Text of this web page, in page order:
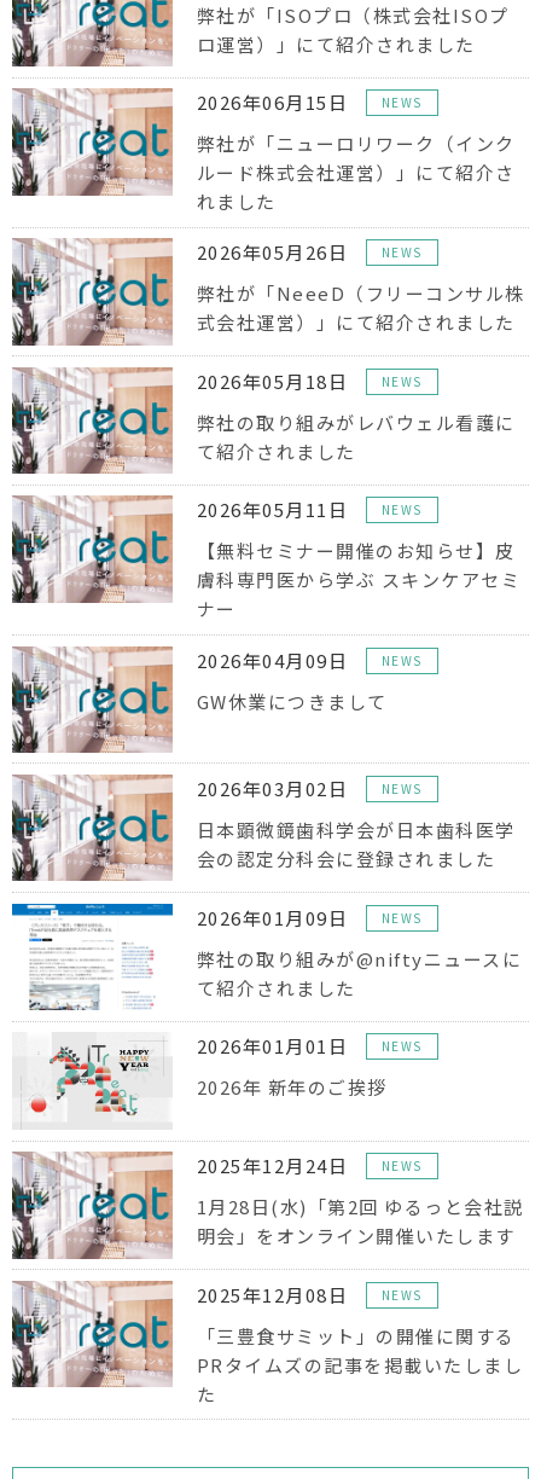
弊社が「ISOプロ（株式会社ISOプ
ロ運営）」にて紹介されました
2026年06月15日 NEWS
弊社が「ニューロリワーク（インク
ルード株式会社運営）」にて紹介さ
れました
2026年05月26日 NEWS
弊社が「NeeeD（フリーコンサル株
式会社運営）」にて紹介されました
2026年05月18日 NEWS
弊社の取り組みがレバウェル看護に
て紹介されました
2026年05月11日 NEWS
【無料セミナー開催のお知らせ】皮
膚科専門医から学ぶ スキンケアセミ
ナー
2026年04月09日 NEWS
GW休業につきまして
2026年03月02日 NEWS
日本顕微鏡歯科学会が日本歯科医学
会の認定分科会に登録されました
2026年01月09日 NEWS
弊社の取り組みが@niftyニュースに
て紹介されました
2026年01月01日 NEWS
2026年 新年のご挨拶
2025年12月24日 NEWS
1月28日(水)「第2回 ゆるっと会社説
明会」をオンライン開催いたします
2025年12月08日 NEWS
「三豊食サミット」の開催に関する
PRタイムズの記事を掲載いたしまし
た